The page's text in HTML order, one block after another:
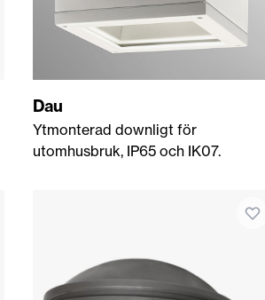
Dau
Ytmonterad downligt för
utomhusbruk, IP65 och IK07.